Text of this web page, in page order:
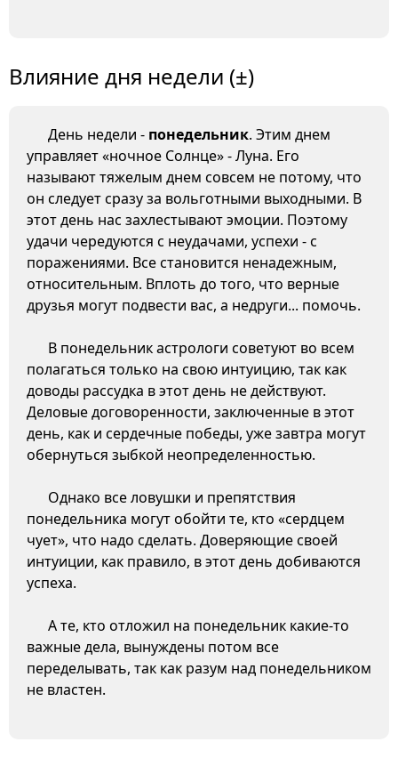
Влияние дня недели (±)
День недели - понедельник. Этим днем
управляет «ночное Солнце» - Луна. Его
называют тяжелым днем совсем не потому, что
он следует сразу за вольготными выходными. В
этот день нас захлестывают эмоции. Поэтому
удачи чередуются с неудачами, успехи - с
поражениями. Все становится ненадежным,
относительным. Вплоть до того, что верные
друзья могут подвести вас, а недруги... помочь.
В понедельник астрологи советуют во всем
полагаться только на свою интуицию, так как
доводы рассудка в этот день не действуют.
Деловые договоренности, заключенные в этот
день, как и сердечные победы, уже завтра могут
обернуться зыбкой неопределенностью.
Однако все ловушки и препятствия
понедельника могут обойти те, кто «сердцем
чует», что надо сделать. Доверяющие своей
интуиции, как правило, в этот день добиваются
успеха.
А те, кто отложил на понедельник какие-то
важные дела, вынуждены потом все
переделывать, так как разум над понедельником
не властен.